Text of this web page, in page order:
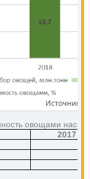
овощами
2017